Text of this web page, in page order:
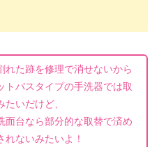
れた跡を修理で消せないから
トバスタイプの手洗器では取
いだけど、
面台なら部分的な取替で済め
れないみたいよ！